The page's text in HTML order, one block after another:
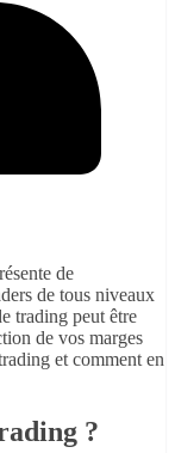
de
de tous niveaux
trading peut être
de vos marges
et comment en
?